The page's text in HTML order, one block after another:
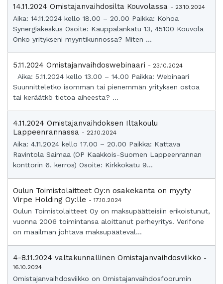
14.11.2024 Omistajanvaihdosilta Kouvolassa - 23.10.2024
Aika: 14.11.2024 kello 18.00 – 20.00 Paikka: Kohoa
Synergiakeskus Osoite: Kauppalankatu 13, 45100 Kouvola
Onko yritykseni myyntikunnossa? Miten ...
5.11.2024 Omistajanvaihdoswebinaari - 23.10.2024
Aika: 5.11.2024 kello 13.00 – 14.00 Paikka: Webinaari
Suunnitteletko isomman tai pienemmän yrityksen ostoa
tai keräätkö tietoa aiheesta? ...
4.11.2024 Omistajanvaihdoksen Iltakoulu
Lappeenrannassa - 22.10.2024
Aika: 4.11.2024 kello 17.00 – 20.00 Paikka: Kattava
Ravintola Saimaa (OP Kaakkois-Suomen Lappeenrannan
konttorin 6. kerros) Osoite: Kirkkokatu 9...
Oulun Toimistolaitteet Oy:n osakekanta on myyty
Virpe Holding Oy:lle - 17.10.2024
Oulun Toimistolaitteet Oy on maksupäätteisiin erikoistunut,
vuonna 2006 toimintansa aloittanut perheyritys. Verifone
on maailman johtava maksupääteval...
4-8.11.2024 valtakunnallinen Omistajanvaihdosviikko -
16.10.2024
Omistajanvaihdosviikko on Omistajanvaihdosfoorumin